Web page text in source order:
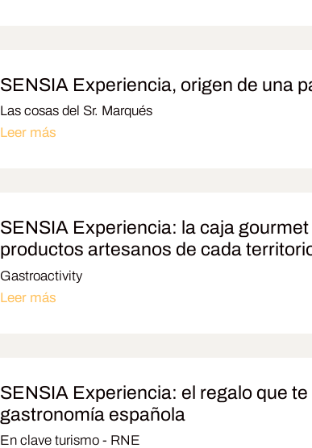
SENSIA Experiencia, origen de una
Las cosas del Sr. Marqués
Leer más
SENSIA Experiencia: la caja
productos artesanos de cada
Gastroactivity
Leer más
SENSIA Experiencia: el regalo que
gastronomía española
En clave turismo - RNE